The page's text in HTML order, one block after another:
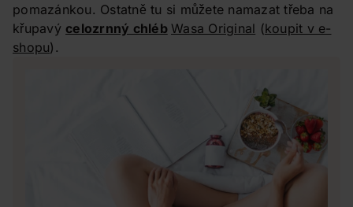
pomazánkou. Ostatně tu si můžete namazat třeba na
křupavý celozrnný chléb Wasa Original (koupit v e-
shopu).